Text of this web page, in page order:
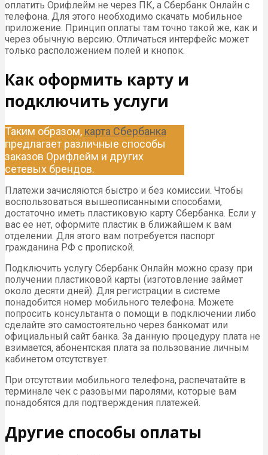
оплатить Орифлейм не через ПК, а Сбербанк Онлайн с
телефона. Для этого необходимо скачать мобильное
приложение. Принцип оплаты там точно такой же, как и
через обычную версию. Отличаться интерфейс может
только расположением полей и кнопок.
Как оформить карту и
подключить услуги
Таким образом, карта Сбербанка
предлагает различные способы
заказов Орифлейм и других
сетевых брендов.
Платежи зачисляются быстро и без комиссии. Чтобы
воспользоваться вышеописанными способами,
достаточно иметь пластиковую карту Сбербанка. Если у
вас ее нет, оформите пластик в ближайшем к вам
отделении. Для этого вам потребуется паспорт
гражданина РФ с пропиской.
Подключить услугу Сбербанк Онлайн можно сразу при
получении пластиковой карты (изготовление займет
около десяти дней). Для регистрации в системе
понадобится номер мобильного телефона. Можете
попросить консультанта о помощи в подключении либо
сделайте это самостоятельно через банкомат или
официальный сайт банка. За данную процедуру плата не
взимается, абонентская плата за пользование личным
кабинетом отсутствует.
При отсутствии мобильного телефона, распечатайте в
терминале чек с разовыми паролями, которые вам
понадобятся для подтверждения платежей.
Другие способы оплаты